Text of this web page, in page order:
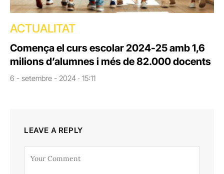
ACTUALITAT
Comença el curs escolar 2024-25 amb 1,6
milions d’alumnes i més de 82.000 docents
6 - setembre - 2024 · 15:11
LEAVE A REPLY